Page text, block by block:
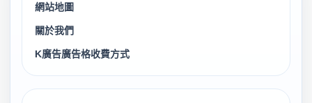
網站地圖
關於我們
K廣告廣告格收費方式